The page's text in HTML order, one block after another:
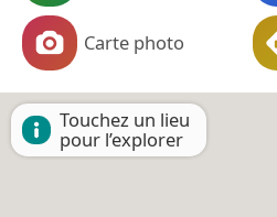
Carte photo
Touchez un lieu
pour l’explorer